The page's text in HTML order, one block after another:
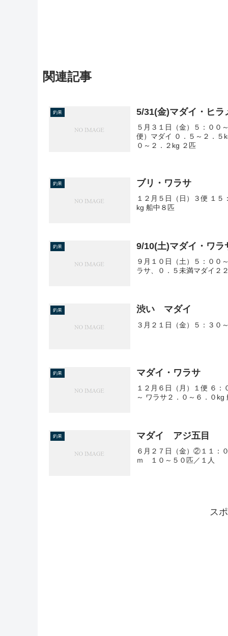
関連記事
釣果 5/31(金)マダイ・ヒラ
５月３１日（金）５：００
便）マダイ ０．５～２．５
０～２．２kg ２匹
釣果 ブリ・ワラサ
１２月５日（日）３便 １
kg 船中８匹
釣果 9/10(土)マダイ・ワラ
９月１０日（土）５：００
ラサ、０．５未満マダイ２
釣果 渋い マダイ
３月２１日（金）５：３
釣果 マダイ・ワラサ
１２月６日（月）１便 ６
～ ワラサ２．０～６．０kg
釣果 マダイ アジ五目
６月２７日（金）②１１
ｍ １０～５０匹／１人
ス